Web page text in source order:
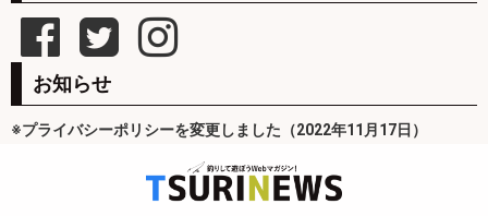
お知らせ
※プライバシーポリシーを変更しました（2022年11月17日）